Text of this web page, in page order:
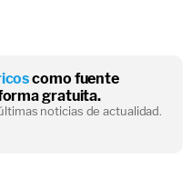
como fuente
gratuita.
noticias de actualidad.